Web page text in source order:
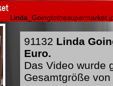
91132 Linda
Euro.
Das Video wurde
Gesamtgröße